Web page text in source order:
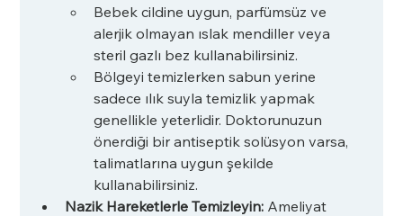
Bebek cildine uygun, parfümsüz ve
alerjik olmayan ıslak mendiller veya
steril gazlı bez kullanabilirsiniz.
Bölgeyi temizlerken sabun yerine
sadece ılık suyla temizlik yapmak
genellikle yeterlidir. Doktorunuzun
önerdiği bir antiseptik solüsyon varsa,
talimatlarına uygun şekilde
kullanabilirsiniz.
Nazik Hareketlerle Temizleyin: Ameliyat